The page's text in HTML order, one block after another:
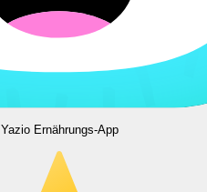
Yazio Ernährungs-App